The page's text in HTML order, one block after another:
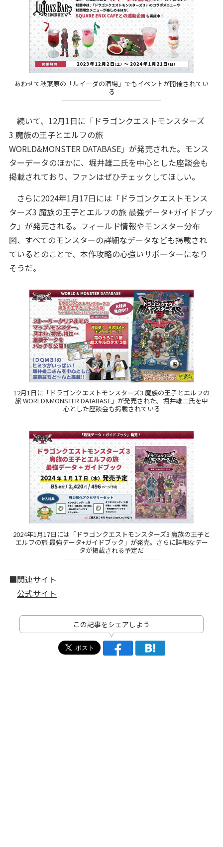
あわせて秋葉原の「ルイーダの酒場」でもイベントが開催されてい
る
続いて、12月1日に「ドラゴンクエストモンスターズ
3 魔族の王子とエルフの旅
WORLD&MONSTER DATABASE」が発売された。モンス
ターデータのほかに、堀井雄二氏を中心とした座談会も
掲載されており、ファンはぜひチェックしてほしい。
さらに2024年1月17日には「ドラゴンクエストモンス
ターズ3 魔族の王子とエルフの旅 最強データ+ガイドブッ
ク」が発売される。フィールド情報やモンスター分布
図、すべてのモンスターの詳細なデータなども掲載され
ているとのことで、本作攻略の心強いサポーターになり
そうだ。
12月1日に「ドラゴンクエストモンスターズ3 魔族の王子とエルフの
旅 WORLD&MONSTER DATABASE」が発売された。堀井雄二氏を中
心とした座談会も掲載されている
2024年1月17日には「ドラゴンクエストモンスターズ3 魔族の王子と
エルフの旅 最強データ+ガイドブック」が発売。さらに詳細なデー
タが掲載される予定だ
■関連サイト
公式サイト
この記事をシェアしよう